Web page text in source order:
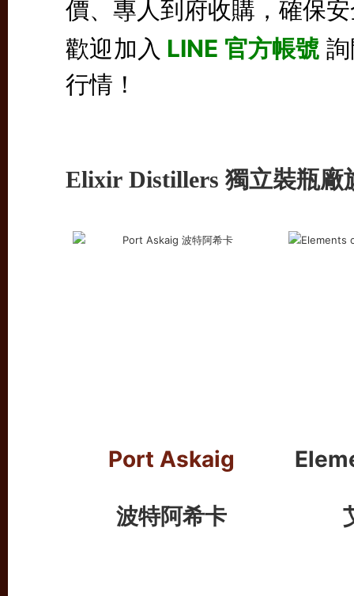
價、專人到府收購，確保
歡迎加入 LINE 官方帳號
行情！
Elixir Distillers 獨立裝瓶廠
Port Askaig
波特阿希卡